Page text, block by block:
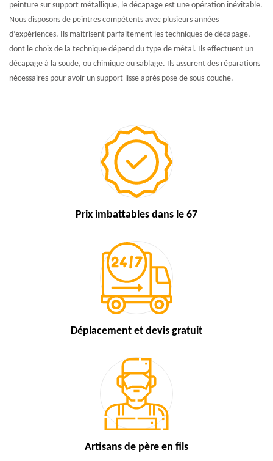
peinture sur support métallique, le décapage est une opération inévitable.
Nous disposons de peintres compétents avec plusieurs années
d’expériences. Ils maitrisent parfaitement les techniques de décapage,
dont le choix de la technique dépend du type de métal. Ils effectuent un
décapage à la soude, ou chimique ou sablage. Ils assurent des réparations
nécessaires pour avoir un support lisse après pose de sous-couche.
Prix imbattables dans le 67
Déplacement et devis gratuit
Artisans de père en fils